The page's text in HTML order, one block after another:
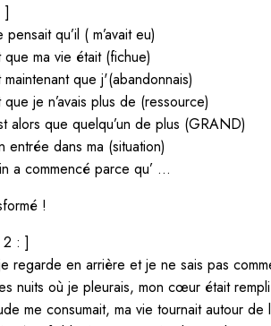
]
qu’il ( m’avait eu)
que ma vie était (fichue)
maintenant que j'(abandonnais)
que je n’avais plus de (ressource)
alors que quelqu’un de plus (GRAND)
entrée dans ma (situation)
a commencé parce qu’ …
!
2 : ]
regarde en arrière et je ne sais pas
nuits où je pleurais, mon cœur était
me consumait, ma vie tournait autour